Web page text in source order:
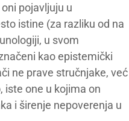
pojavljuju u
istine (za razliku od na
u svom
kao epistemički
ne prave stručnjake, već
iste one u kojima on
i širenje nepoverenja u